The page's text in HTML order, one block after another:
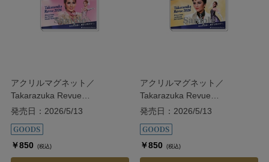
アクリルマグネット／
Takarazuka Revue
2026【Flower】
発売日：2026/5/13
￥850 (税込)
アクリルマグネット／
Takarazuka Revue
2026【Moon】
発売日：2026/5/13
￥850 (税込)